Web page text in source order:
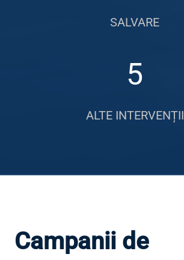
SALVARE
5
ALTE INTERVENȚII
Campanii de